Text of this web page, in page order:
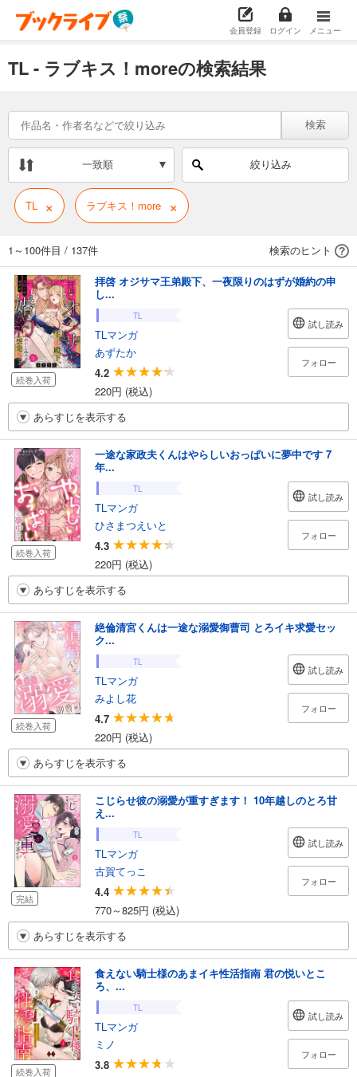
会員登録 ログイン メニュー
TL - ラブキス！moreの検索結果
検索
一致順 絞り込み
TL × ラブキス！more ×
1～100件目 / 137件 検索のヒント
続巻入荷
拝啓 オジサマ王弟殿下、一夜限りのはずが婚約の申
し...
TL
TLマンガ
あずたか
4.2
220円 (税込)
試し読み
フォロー
あらすじを表示する
続巻入荷
一途な家政夫くんはやらしいおっぱいに夢中です 7
年...
TL
TLマンガ
ひさまつえいと
4.3
220円 (税込)
試し読み
フォロー
あらすじを表示する
続巻入荷
絶倫清宮くんは一途な溺愛御曹司 とろイキ求愛セッ
ク...
TL
TLマンガ
みよし花
4.7
220円 (税込)
試し読み
フォロー
あらすじを表示する
完結
こじらせ彼の溺愛が重すぎます！ 10年越しのとろ甘
え...
TL
TLマンガ
古賀てっこ
4.4
770～825円 (税込)
試し読み
フォロー
あらすじを表示する
続巻入荷
食えない騎士様のあまイキ性活指南 君の悦いとこ
ろ、...
TL
TLマンガ
ミノ
3.8
試し読み
フォロー